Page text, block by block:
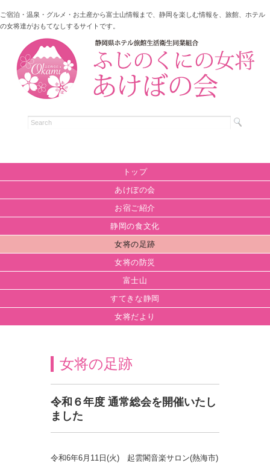
ご宿泊・温泉・グルメ・お土産から富士山情報まで、静岡を楽しむ情報を、旅館、ホテル
の女将達がおもてなしするサイトです。
トップ
あけぼの会
お宿ご紹介
静岡の食文化
女将の足跡
女将の防災
富士山
すてきな静岡
女将だより
女将の足跡
令和６年度 通常総会を開催いたし
ました
令和6年6月11日(火) 起雲閣音楽サロン(熱海市)